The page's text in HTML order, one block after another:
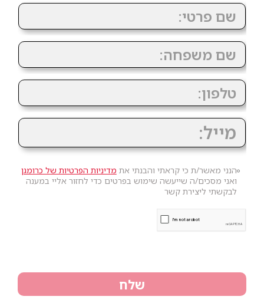
הנני מאשר/ת כי קראתי והבנתי את מדיניות הפרטיות של כרומגן
ואני מסכים/ה שייעשה שימוש בפרטים כדי לחזור אליי במענה
לבקשתי ליצירת קשר
שלח